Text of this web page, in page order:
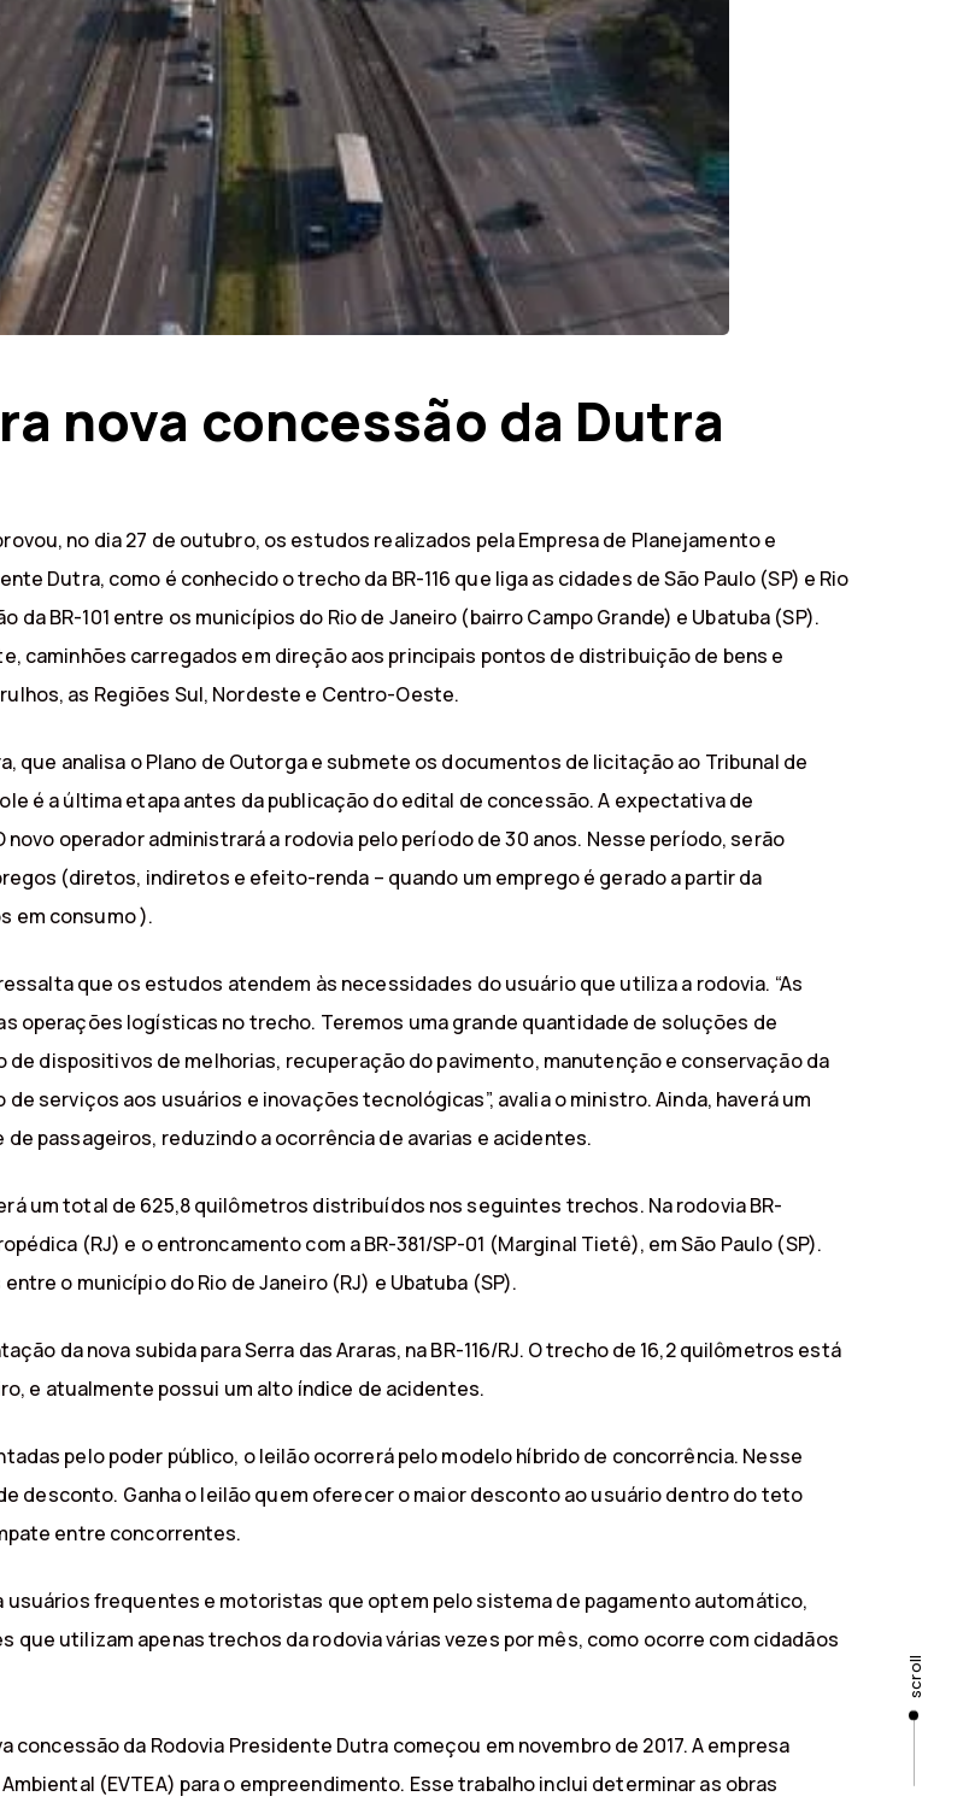
scroll
nova concessão da Dutra
no dia 27 de outubro, os estudos realizados pela Empresa de Planejamento e
Dutra, como é conhecido o trecho da BR-116 que liga as cidades de São Paulo (SP) e Rio
BR-101 entre os municípios do Rio de Janeiro (bairro Campo Grande) e Ubatuba (SP).
caminhões carregados em direção aos principais pontos de distribuição de bens e
as Regiões Sul, Nordeste e Centro-Oeste.
analisa o Plano de Outorga e submete os documentos de licitação ao Tribunal de
é a última etapa antes da publicação do edital de concessão. A expectativa de
operador administrará a rodovia pelo período de 30 anos. Nesse período, serão
(diretos, indiretos e efeito-renda – quando um emprego é gerado a partir da
em consumo ).
que os estudos atendem às necessidades do usuário que utiliza a rodovia. “As
operações logísticas no trecho. Teremos uma grande quantidade de soluções de
dispositivos de melhorias, recuperação do pavimento, manutenção e conservação da
serviços aos usuários e inovações tecnológicas”, avalia o ministro. Ainda, haverá um
passageiros, reduzindo a ocorrência de avarias e acidentes.
um total de 625,8 quilômetros distribuídos nos seguintes trechos. Na rodovia BR-
(RJ) e o entroncamento com a BR-381/SP-01 (Marginal Tietê), em São Paulo (SP).
o município do Rio de Janeiro (RJ) e Ubatuba (SP).
da nova subida para Serra das Araras, na BR-116/RJ. O trecho de 16,2 quilômetros está
e atualmente possui um alto índice de acidentes.
pelo poder público, o leilão ocorrerá pelo modelo híbrido de concorrência. Nesse
desconto. Ganha o leilão quem oferecer o maior desconto ao usuário dentro do teto
entre concorrentes.
usuários frequentes e motoristas que optem pelo sistema de pagamento automático,
utilizam apenas trechos da rodovia várias vezes por mês, como ocorre com cidadãos
concessão da Rodovia Presidente Dutra começou em novembro de 2017. A empresa
(EVTEA) para o empreendimento. Esse trabalho inclui determinar as obras